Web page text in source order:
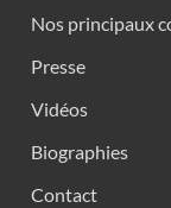
Nos principaux
Presse
Vidéos
Biographies
Contact